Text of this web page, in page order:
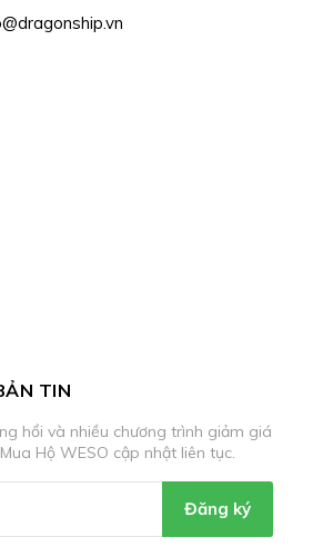
TIN
hổi và nhiều chương trình giảm giá
Hộ WESO cập nhật liên tục.
Đăng ký